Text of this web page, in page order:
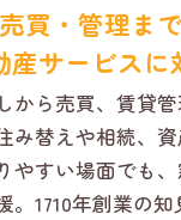
買・管理ま
産サービスに
から売買、賃貸
み替えや相続、資
やすい場面でも
。1710年創業の